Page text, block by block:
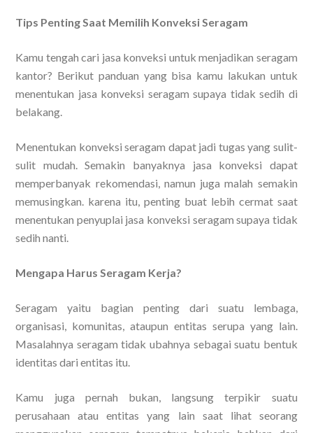
Tips Penting Saat Memilih Konveksi Seragam
Kamu tengah cari jasa konveksi untuk menjadikan seragam
kantor? Berikut panduan yang bisa kamu lakukan untuk
menentukan jasa konveksi seragam supaya tidak sedih di
belakang.
Menentukan konveksi seragam dapat jadi tugas yang sulit-
sulit mudah. Semakin banyaknya jasa konveksi dapat
memperbanyak rekomendasi, namun juga malah semakin
memusingkan. karena itu, penting buat lebih cermat saat
menentukan penyuplai jasa konveksi seragam supaya tidak
sedih nanti.
Mengapa Harus Seragam Kerja?
Seragam yaitu bagian penting dari suatu lembaga,
organisasi, komunitas, ataupun entitas serupa yang lain.
Masalahnya seragam tidak ubahnya sebagai suatu bentuk
identitas dari entitas itu.
Kamu juga pernah bukan, langsung terpikir suatu
perusahaan atau entitas yang lain saat lihat seorang